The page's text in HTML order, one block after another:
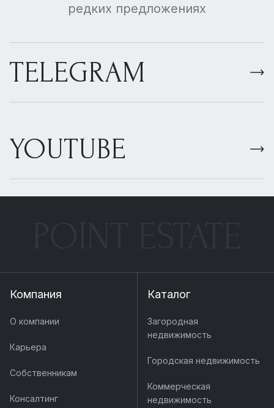
редких предложениях
TELEGRAM
YOUTUBE
Компания
О компании
Карьера
Собственникам
Консалтинг
Каталог
Загородная
недвижимость
Городская недвижимость
Коммерческая
недвижимость